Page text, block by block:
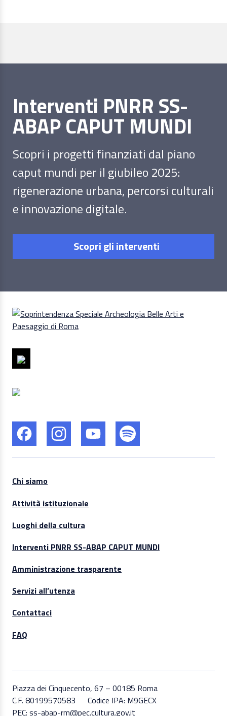
Interventi PNRR SS-
ABAP CAPUT MUNDI
Scopri i progetti finanziati dal piano
caput mundi per il giubileo 2025:
rigenerazione urbana, percorsi culturali
e innovazione digitale.
Scopri gli interventi
Chi siamo
Attività istituzionale
Luoghi della cultura
Interventi PNRR SS-ABAP CAPUT MUNDI
Amministrazione trasparente
Servizi all’utenza
Contattaci
FAQ
Piazza dei Cinquecento, 67 – 00185 Roma
C.F. 80199570583
Codice IPA: M9GECX
PEC: ss-abap-rm@pec.cultura.gov.it